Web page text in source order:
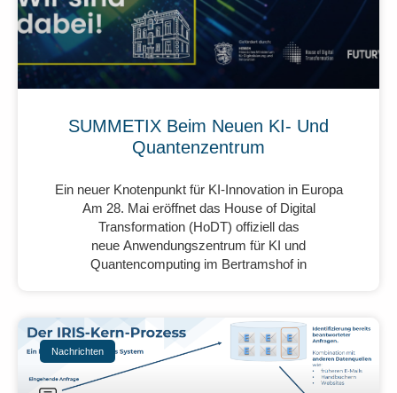
SUMMETIX Beim Neuen KI- Und
Quantenzentrum
Ein neuer Knotenpunkt für KI-Innovation in Europa
Am 28. Mai eröffnet das House of Digital
Transformation (HoDT) offiziell das
neue Anwendungszentrum für KI und
Quantencomputing im Bertramshof in
Nachrichten